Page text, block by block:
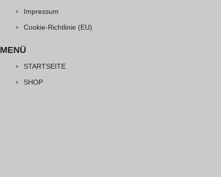
Impressum
Cookie-Richtlinie (EU)
MENÜ
STARTSEITE
SHOP